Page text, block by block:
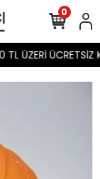
ÜZERİ ÜCRETSİZ
0